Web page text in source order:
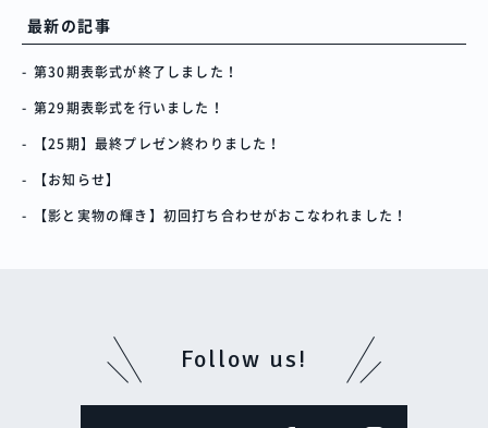
最新の記事
第30期表彰式が終了しました！
第29期表彰式を行いました！
【25期】最終プレゼン終わりました！
【お知らせ】
【影と実物の輝き】初回打ち合わせがおこなわれました！
Follow us!